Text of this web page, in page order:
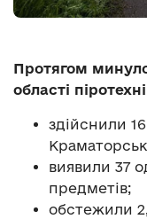
Протягом
області
здійснили
виявили 37
предметів;
обстежили